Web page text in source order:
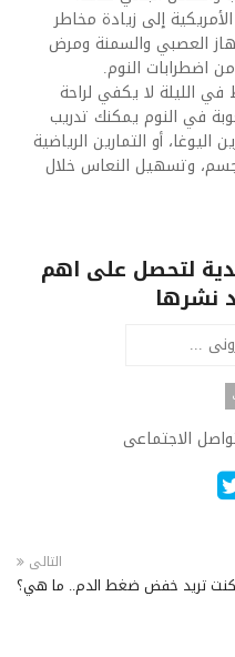
إلى زيادة مخاطر
العصبي والسمنة ومرض
اضطرابات النوم.
5 ساعات فقط في الليلة لا يكفي لراحة
في النوم يمكنك تدريب
أو التمارين الرياضية
وتسهيل النعاس خلال
لتحصل على اهم
نشرها
الاجتماعى
التالى